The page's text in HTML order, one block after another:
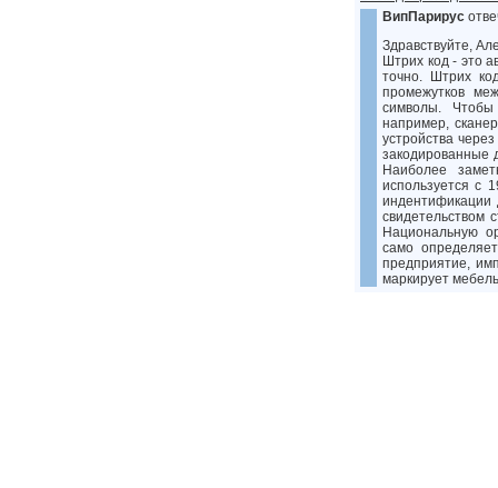
ВипПарирус
Здравствуйте,
Штрих код - это
точно. Штрих
промежутков
символы.
например,
устройства
закодированные
Наиболее
используется с
свидетельством
Национальную
само
предприятие,
маркирует